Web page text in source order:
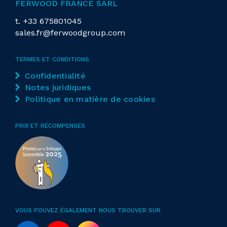
Groupe
Groupe
fixe pour réaliser des rainures dans la
direction X
Magasin d'outils
Nb de positions
Outils
positionné sur le côté de la machine
Nb de positions
1 (only for aggregates)
FERWOOD FRANCE SARL
t. +33 675801045
sales.fr@ferwoodgroup.com
TERMES ET CONDITIONS
Confidentialité
Notes juridiques
Politique en matière de cookies
PRIX ET RÉCOMPENSES
VOUS POUVEZ ÉGALEMENT NOUS TROUVER SUR